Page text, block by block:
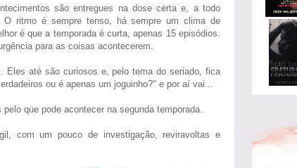
são entregues na dose certa e, a todo
O ritmo é sempre tenso, há sempre um clima de
é que a temporada é curta, apenas 15 episódios.
para as coisas acontecerem.
Eles até são curiosos e, pelo tema do seriado, fica
ou é apenas um joguinho?" e por aí vai...
que pode acontecer na segunda temporada.
com um pouco de investigação, reviravoltas e